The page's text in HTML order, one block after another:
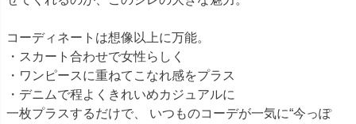
コーディネートは想像以上に万能。
・スカート合わせで女性らしく
・ワンピースに重ねてこなれ感をプラス
・デニムで程よくきれいめカジュアルに
一枚プラスするだけで、 いつものコーデが一気に“今っぽ